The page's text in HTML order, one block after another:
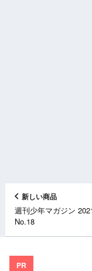
新しい商品
週刊少年マガジン
No.18
PR